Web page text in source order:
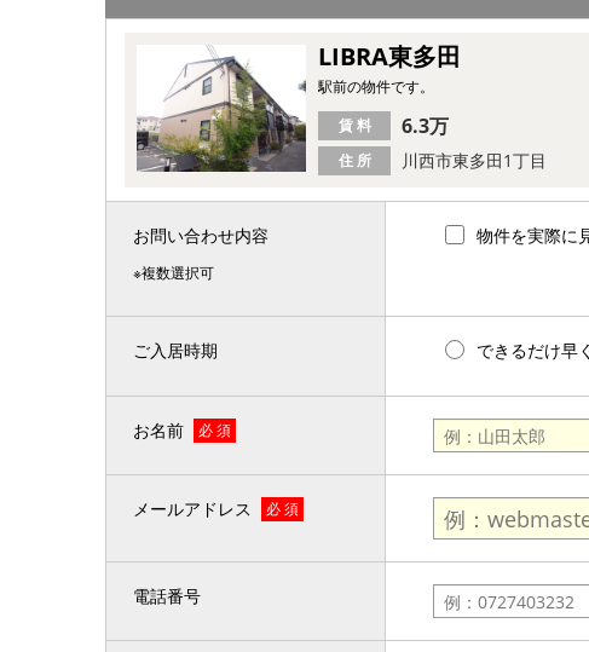
LIBRA東多田
駅前の物件です。
住 所 川西市東多田1丁目
賃 料 6.3万
お問い合わせ内容
※複数選択可
物件を実際に
ご入居時期 できるだけ早く
お名前 必 須
メールアドレス 必 須
電話番号